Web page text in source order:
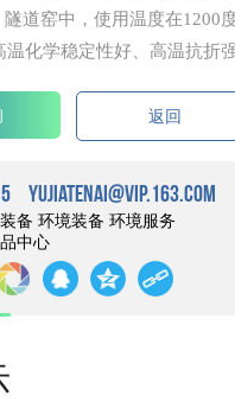
道窑中，使用温度在1200
温化学稳定性好、高温抗折
返回
yujiatenai@vip.163.com
备 环境装备 环境服务
中心